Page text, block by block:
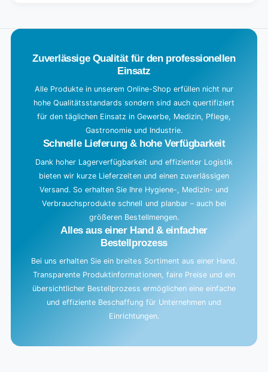
a
Zuverlässige Qualität für den professionellen
Einsatz
Alle Produkte in unserem Online-Shop erfüllen nicht nur
hohe Qualitätsstandards sondern sind auch quertifiziert
für den täglichen Einsatz in Gewerbe, Medizin, Pflege,
Gastronomie und Industrie.
Schnelle Lieferung & hohe Verfügbarkeit
Dank hoher Lagerverfügbarkeit und effizienter Logistik
bieten wir kurze Lieferzeiten und einen zuverlässigen
Versand. So erhalten Sie Ihre Hygiene-, Medizin- und
Verbrauchsprodukte schnell und planbar – auch bei
größeren Bestellmengen.
Alles aus einer Hand & einfacher
Bestellprozess
Bei uns erhalten Sie ein breites Sortiment aus einer Hand.
Transparente Produktinformationen, faire Preise und ein
übersichtlicher Bestellprozess ermöglichen eine einfache
und effiziente Beschaffung für Unternehmen und
Einrichtungen.